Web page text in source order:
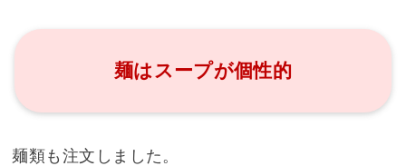
麺はスープが個性的
麺類も注文しました。